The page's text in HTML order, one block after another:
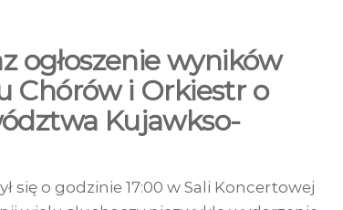
ogłoszenie wyników
Chórów i Orkiestr o
Kujawkso-
się o godzinie 17:00 w Sali Koncertowej